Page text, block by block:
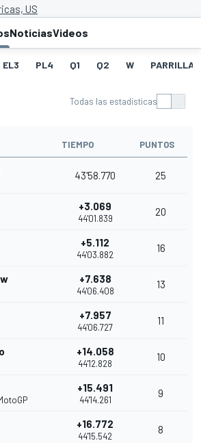
US
NoticiasVideos
EL3 PL4 Q1 Q2 W PARRILLA
Todas las estadísticas
TIEMPO PUNTOS
43'58.770 25
+3.069
44'01.839
20
+5.112
44'03.882
16
+7.638
44'06.408
13
+7.957
44'06.727
11
+14.058
44'12.828
10
+15.491
44'14.261
9
+16.772
44'15.542
8